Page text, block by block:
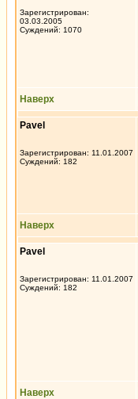
Зарегистрирован:
03.03.2005
Суждений: 1070
Наверх
Pavel
Зарегистрирован: 11.01.2007
Суждений: 182
Наверх
Pavel
Зарегистрирован: 11.01.2007
Суждений: 182
Наверх